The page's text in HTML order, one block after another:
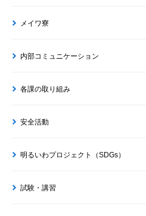
メイワ寮
内部コミュニケーション
各課の取り組み
安全活動
明るいわプロジェクト（SDGs）
試験・講習